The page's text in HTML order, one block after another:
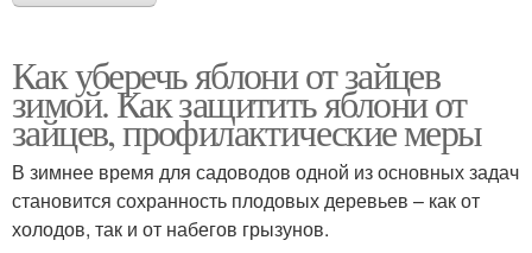
Как уберечь яблони от зайцев
зимой. Как защитить яблони от
зайцев, профилактические меры
В зимнее время для садоводов одной из основных задач
становится сохранность плодовых деревьев – как от
холодов, так и от набегов грызунов.